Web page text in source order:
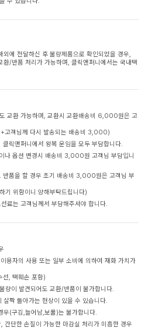
에 전달하신 후 불량제품으로 확인되었을 경우,
/반품 처리가 가능하며, 클릭앤퍼니에서는 국내택
교환 가능하며, 교환시 교환배송비 6,000원은 고
고객님께 다시 발송되는 배송비 3,000)
릭앤퍼니에서 왕복 운임을 모두 부담합니다.
나 옵션 변경시 배송비 3,000원 고객님 부담입니
반품을 할 경우 초기 배송비 3,000원은 고객님 부
기 위함이니 양해부탁드립니다)
료는 고객님께서 부담해주셔야 합니다.
용자의 사용 또는 일부 소비에 의하여 재화 가치가
선, 택훼손 포함)
량이 발견되어도 교환/반품이 불가합니다.
짝 돌아가는 현상이 있을 수 있습니다.
(구김,늘어남,보풀)는 불가합니다.
간단한 손질이 가능한 마감실 처리가 미흡한 경우